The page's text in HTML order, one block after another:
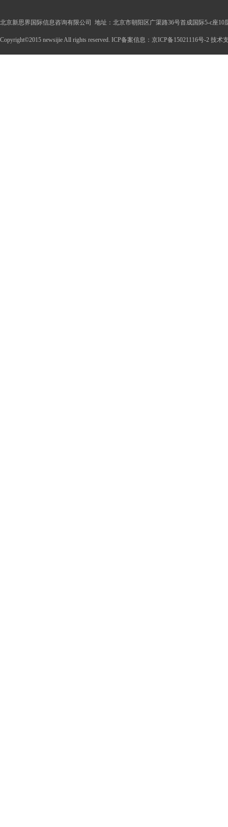
北京新思界国际信息咨询有限公司 地址：北京市朝阳区广渠路36号首成国际5-c座10
Copyright©2015 newsijie All rights reserved. ICP备案信息：京ICP备15021116号-2 技术